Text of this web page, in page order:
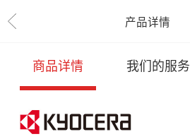
产品详情
商品详情 我们的服务